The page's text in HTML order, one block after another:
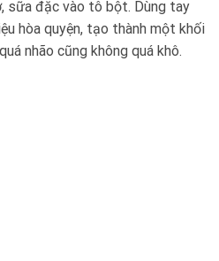
sữa đặc vào tô bột. Dùng tay
hòa quyện, tạo thành một khối
nhão cũng không quá khô.